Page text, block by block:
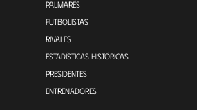
PALMARÉS
FUTBOLISTAS
RIVALES
ESTADÍSTICAS HISTÓRICAS
PRESIDENTES
ENTRENADORES